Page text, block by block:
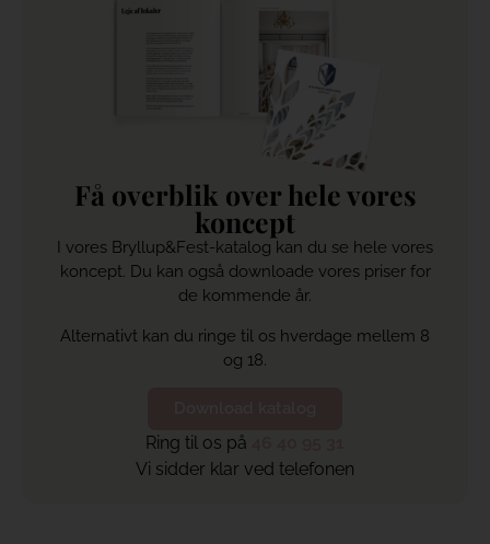
Få overblik over hele vores
koncept
I vores Bryllup&Fest-katalog kan du se hele vores
koncept. Du kan også downloade vores priser for
de kommende år.
Alternativt kan du ringe til os hverdage mellem 8
og 18.
Ring til os på
Vi sidder klar ved telefonen